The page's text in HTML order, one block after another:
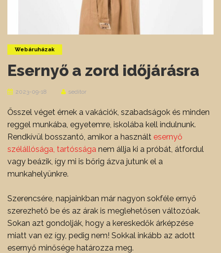
Webáruházak
Esernyő a zord időjárásra
2023-09-18 seditor
Ősszel véget érnek a vakációk, szabadságok és minden
reggel munkába, egyetemre, iskolába kell indulnunk.
Rendkívül bosszantó, amikor a használt esernyő
szélállósága, tartóssága nem állja ki a próbát, átfordul
vagy beázik, így mi is bőrig ázva jutunk el a
munkahelyünkre.
Szerencsére, napjainkban már nagyon sokféle ernyő
szerezhető be és az árak is meglehetősen változóak.
Sokan azt gondolják, hogy a kereskedők árképzése
miatt van ez így, pedig nem! Sokkal inkább az adott
esernyő minősége határozza meg.